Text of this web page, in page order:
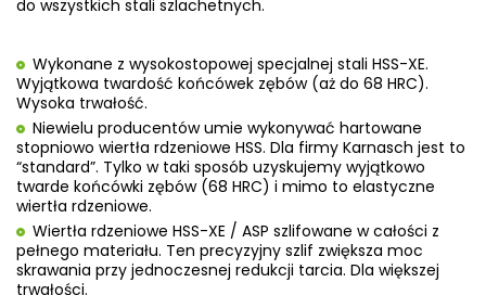
do wszystkich stali szlachetnych.
Wykonane z wysokostopowej specjalnej stali HSS-XE.
Wyjątkowa twardość końcówek zębów (aż do 68 HRC).
Wysoka trwałość.
Niewielu producentów umie wykonywać hartowane
stopniowo wiertła rdzeniowe HSS. Dla firmy Karnasch jest to
“standard”. Tylko w taki sposób uzyskujemy wyjątkowo
twarde końcówki zębów (68 HRC) i mimo to elastyczne
wiertła rdzeniowe.
Wiertła rdzeniowe HSS-XE / ASP szlifowane w całości z
pełnego materiału. Ten precyzyjny szlif zwiększa moc
skrawania przy jednoczesnej redukcji tarcia. Dla większej
trwałości.